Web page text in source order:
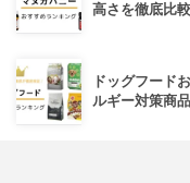
高さを徹底比
ドッグフード
ルギー対策商